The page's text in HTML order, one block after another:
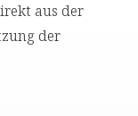
aus der
der